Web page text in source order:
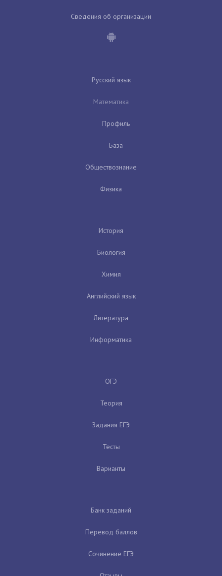
Сведения об организации
Русский язык
Математика
Профиль
База
Обществознание
Физика
История
Биология
Химия
Английский язык
Литература
Информатика
ОГЭ
Теория
Задания ЕГЭ
Тесты
Варианты
Банк заданий
Перевод баллов
Сочинение ЕГЭ